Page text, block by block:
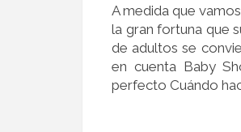
A medida que
la gran fortuna que
de adultos se
en cuenta Baby
perfecto Cuándo